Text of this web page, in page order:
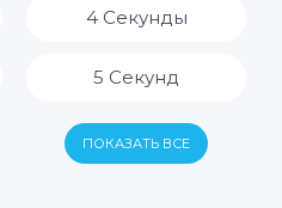
14 Часов
4 Секунды
5 Секунд
6 Секунд
ПОКАЗАТЬ ВСЕ